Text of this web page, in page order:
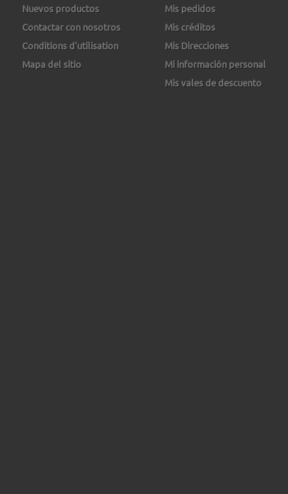
Nuevos productos
Contactar con nosotros
Conditions d'utilisation
Mapa del sitio
Mis pedidos
Mis créditos
Mis Direcciones
Mi información personal
Mis vales de descuento